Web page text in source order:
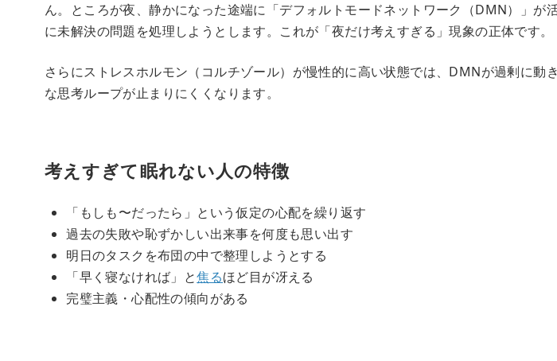
ん。ところが夜、静かになった途端に「デフォルトモードネットワーク（DMN）」が
に未解決の問題を処理しようとします。これが「夜だけ考えすぎる」現象の正体です。
さらにストレスホルモン（コルチゾール）が慢性的に高い状態では、DMNが過剰に動
な思考ループが止まりにくくなります。
考えすぎて眠れない人の特徴
「もしも〜だったら」という仮定の心配を繰り返す
過去の失敗や恥ずかしい出来事を何度も思い出す
明日のタスクを布団の中で整理しようとする
「早く寝なければ」と焦るほど目が冴える
完璧主義・心配性の傾向がある